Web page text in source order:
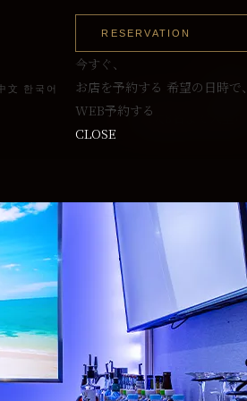
文 한국어
RESERVATION
今すぐ、
お店を予約する 希望の日時で、
WEB予約する
CLOSE
～5名
最大8名まで入室可